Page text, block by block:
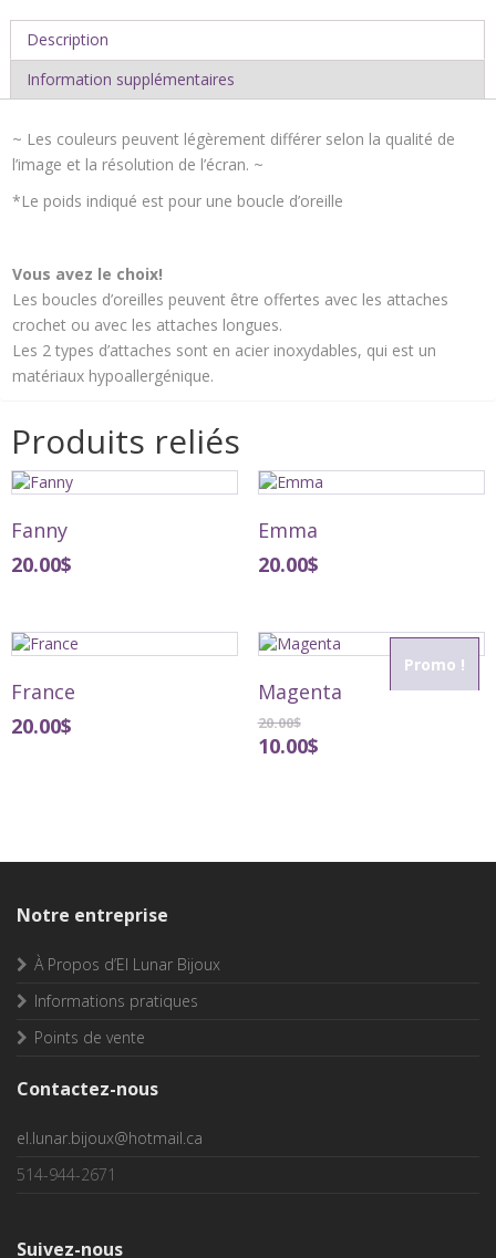
Description
Information supplémentaires
~ Les couleurs peuvent légèrement différer selon la qualité de
l’image et la résolution de l’écran. ~
*Le poids indiqué est pour une boucle d’oreille
Vous avez le choix!
Les boucles d’oreilles peuvent être offertes avec les attaches
crochet ou avec les attaches longues.
Les 2 types d’attaches sont en acier inoxydables, qui est un
matériaux hypoallergénique.
Produits reliés
Fanny
20.00$
Emma
20.00$
France
20.00$
Promo !
Magenta
20.00$
10.00$
Notre entreprise
À Propos d’El Lunar Bijoux
Informations pratiques
Points de vente
Contactez-nous
el.lunar.bijoux@hotmail.ca
514-944-2671
Suivez-nous